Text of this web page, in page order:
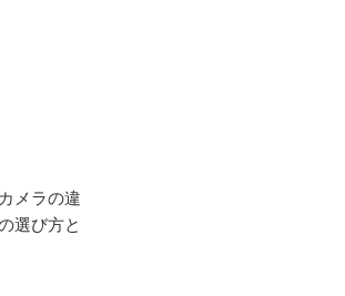
メラの違
選び方と